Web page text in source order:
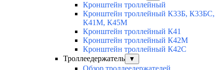
Кронштейн троллейный
Кронштейн троллейный К33Б, К33БС,
К41М, К45М
Кронштейн троллейный К41
Кронштейн троллейный К42М
Кронштейн троллейный К42С
Троллеедержатель
▼